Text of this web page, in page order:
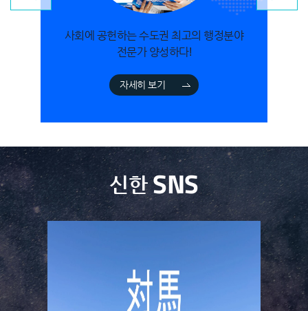
사회에 공헌하는 수도권 최고의 행정분야
전문가 양성하다!
자세히 보기
신한SNS